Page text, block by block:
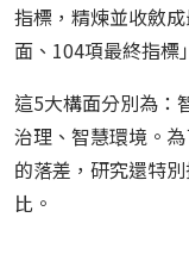
指標，精煉並收斂
面、104項最終指標
這5大構面分別為：
治理、智慧環境。
的落差，研究還特
比。